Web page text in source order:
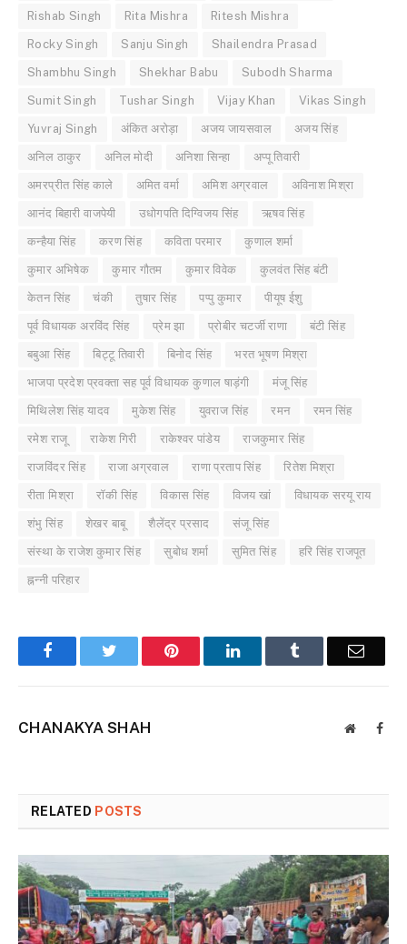
Rishab Singh Rita Mishra Ritesh Mishra
Rocky Singh Sanju Singh Shailendra Prasad
Shambhu Singh Shekhar Babu Subodh Sharma
Sumit Singh Tushar Singh Vijay Khan Vikas Singh
Yuvraj Singh अंकित अरोड़ा अजय जायसवाल अजय सिंह
अनिल ठाकुर अनिल मोदी अनिशा सिन्हा अप्पू तिवारी
अमरप्रीत सिंह काले अमित वर्मा अमिश अग्रवाल अविनाश मिश्रा
आनंद बिहारी वाजपेयी उधोगपति दिग्विजय सिंह ऋषव सिंह
कन्हैया सिंह करण सिंह कविता परमार कुणाल शर्मा
कुमार अभिषेक कुमार गौतम कुमार विवेक कुलवंत सिंह बंटी
केतन सिंह चंकी तुषार सिंह पप्पु कुमार पीयूष ईशु
पूर्व विधायक अरविंद सिंह प्रेम झा प्रोबीर चटर्जी राणा बंटी सिंह
बबुआ सिंह बिट्टू तिवारी बिनोद सिंह भरत भूषण मिश्रा
भाजपा प्रदेश प्रवक्ता सह पूर्व विधायक कुणाल षाड़ंगी मंजू सिंह
मिथिलेश सिंह यादव मुकेश सिंह युवराज सिंह रमन रमन सिंह
रमेश राजू राकेश गिरी राकेश्वर पांडेय राजकुमार सिंह
राजविंदर सिंह राजा अग्रवाल राणा प्रताप सिंह रितेश मिश्रा
रीता मिश्रा रॉकी सिंह विकास सिंह विजय खां विधायक सरयू राय
शंभु सिंह शेखर बाबू शैलेंद्र प्रसाद संजू सिंह
संस्था के राजेश कुमार सिंह सुबोध शर्मा सुमित सिंह हरि सिंह राजपूत
ह्नन्नी परिहार
FacebookTwitter Pinterest LinkedInTumblr Email
CHANAKYA SHAH Website
RELATED POSTS